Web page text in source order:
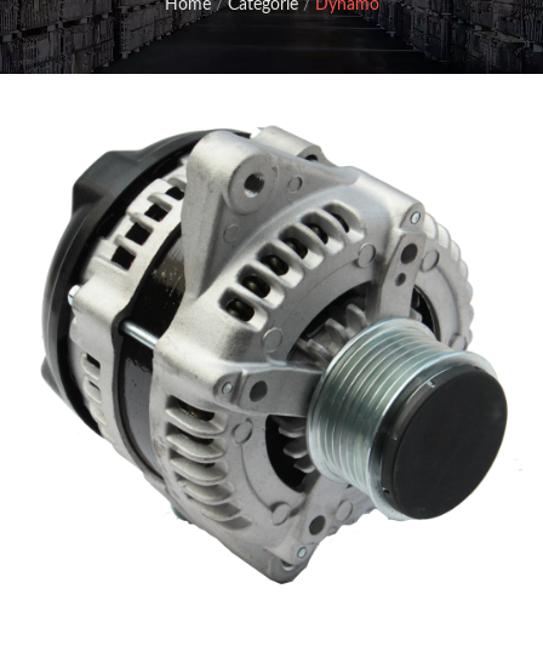
dynamo's en starter motoren.
Home / Categorie / Dynamo